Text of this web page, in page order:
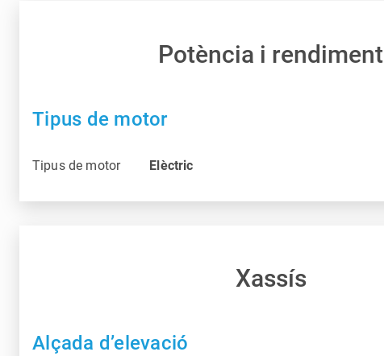
Potència i rendiment
Tipus de motor
Tipus de motor Elèctric
Xassís
Alçada d’elevació